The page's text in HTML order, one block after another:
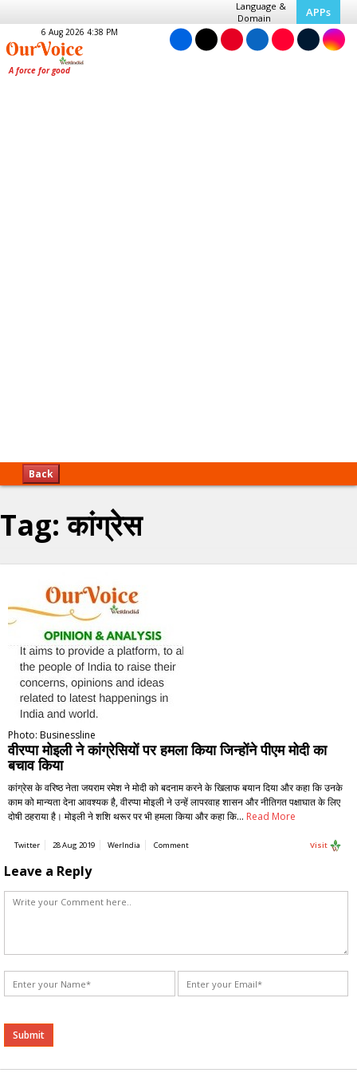
Language &
Domain
APPs
6 Aug 2026 4:38 PM
Back
Tag:कांग्रेस
Photo: Businessline
वीरप्पा मोइली ने कांग्रेसियों पर हमला किया जिन्होंने पीएम मोदी का
बचाव किया
कांग्रेस के वरिष्ठ नेता जयराम रमेश ने मोदी को बदनाम करने के खिलाफ बयान दिया और कहा कि उनके
काम को मान्यता देना आवश्यक है, वीरप्पा मोइली ने उन्हें लापरवाह शासन और नीतिगत पक्षाघात के लिए
दोषी ठहराया है। मोइली ने शशि थरूर पर भी हमला किया और कहा कि… Read More
Twitter 28 Aug 2019 WerIndia Comment Visit
Leave a Reply
Alternative: